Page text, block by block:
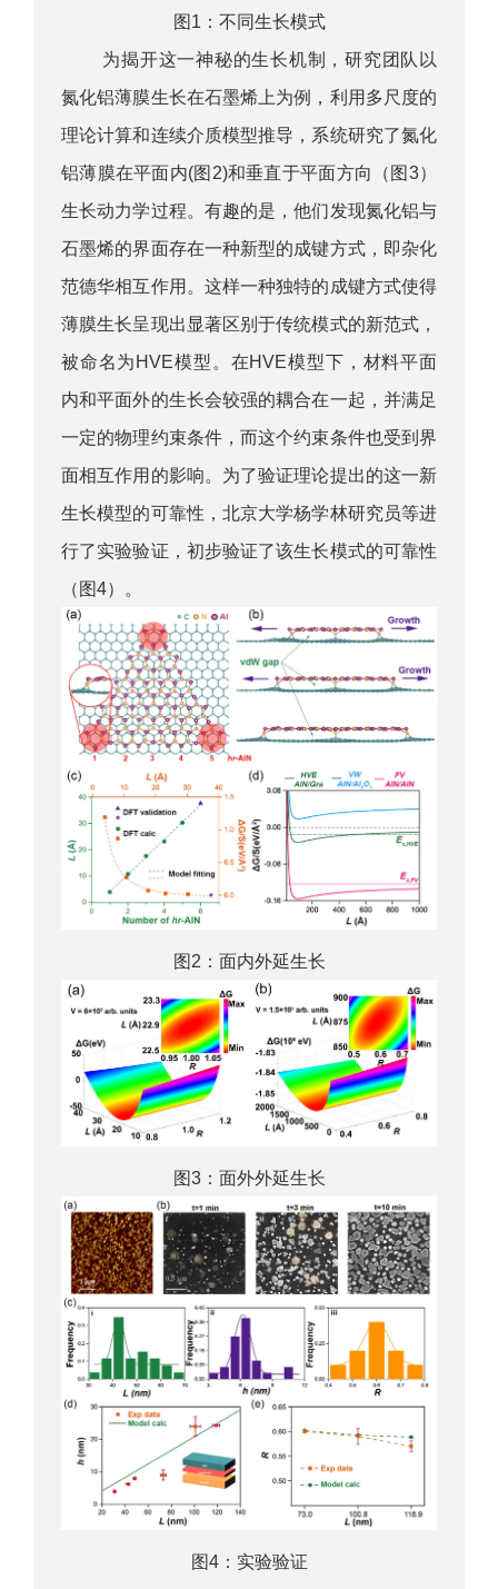
图1：不同生长模式
为揭开这一神秘的生长机制，研究团队以
氮化铝薄膜生长在石墨烯上为例，利用多尺度的
理论计算和连续介质模型推导，系统研究了氮化
铝薄膜在平面内(图2)和垂直于平面方向（图3）
生长动力学过程。有趣的是，他们发现氮化铝与
石墨烯的界面存在一种新型的成键方式，即杂化
范德华相互作用。这样一种独特的成键方式使得
薄膜生长呈现出显著区别于传统模式的新范式，
被命名为HVE模型。在HVE模型下，材料平面
内和平面外的生长会较强的耦合在一起，并满足
一定的物理约束条件，而这个约束条件也受到界
面相互作用的影响。为了验证理论提出的这一新
生长模型的可靠性，北京大学杨学林研究员等进
行了实验验证，初步验证了该生长模式的可靠性
（图4）。
图2：面内外延生长
图3：面外外延生长
图4：实验验证